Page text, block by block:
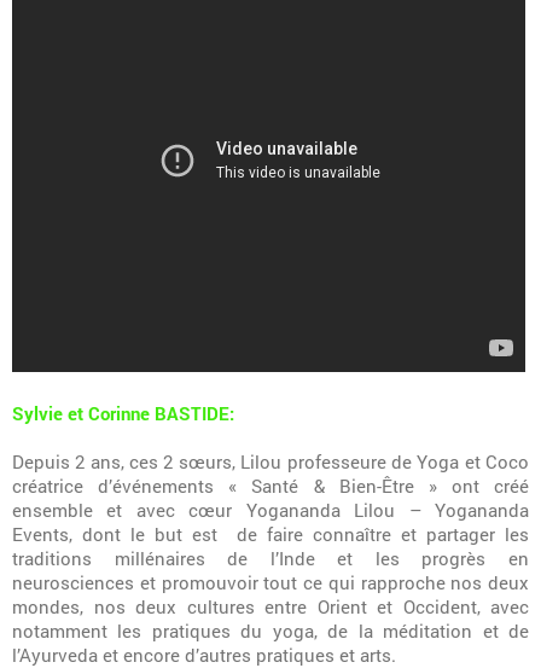
Sylvie et Corinne BASTIDE:
Depuis 2 ans, ces 2 sœurs, Lilou professeure de Yoga et Coco
créatrice d’événements « Santé & Bien-Être » ont créé
ensemble et avec cœur Yogananda Lilou – Yogananda
Events, dont le but est de faire connaître et partager les
traditions millénaires de l’Inde et les progrès en
neurosciences et promouvoir tout ce qui rapproche nos deux
mondes, nos deux cultures entre Orient et Occident, avec
notamment les pratiques du yoga, de la méditation et de
l’Ayurveda et encore d’autres pratiques et arts.